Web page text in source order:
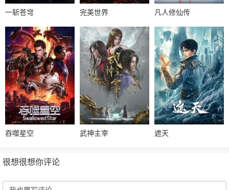
一斩苍穹 完美世界 凡人修仙传
吞噬星空 武神主宰 遮天
很想很想你评论